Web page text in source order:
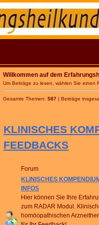
Willkommen auf dem
Um Beiträge zu lesen, wählen Sie einen
Gesamte Themen: 587 | Beiträge
KLINISCHES
FEEDBACKS
Forum
KLINISCHES
INFOS
Hier können Sie Ihre
zum RADAR Modul.
homöopathischen